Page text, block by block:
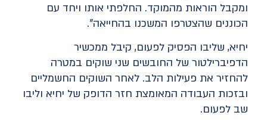
ומקבל הוראות מהמוקד. החלפתי אותו ויחד עם
הכוננים שהצטרפו המשכנו בהחייאה".
יחיא, שליבו הפסיק לפעום, קיבל ממכשיר
הדפיברילטור של החובשים שני שוקים במטרה
להחזיר את פעילות הלב. לאחר השוקים החשמליים
ובזכות העבודה המאומצת חזר הדופק של יחיא וליבו
שב לפעום.